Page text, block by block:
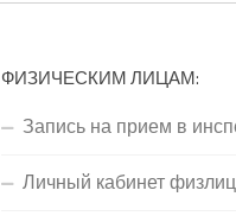
ФИЗИЧЕСКИМ ЛИЦАМ:
Запись на прием в
Личный кабинет